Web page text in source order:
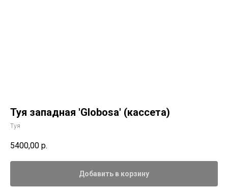
Туя западная 'Globosa' (кассета)
Туя
5400,00 р.
Добавить в корзину